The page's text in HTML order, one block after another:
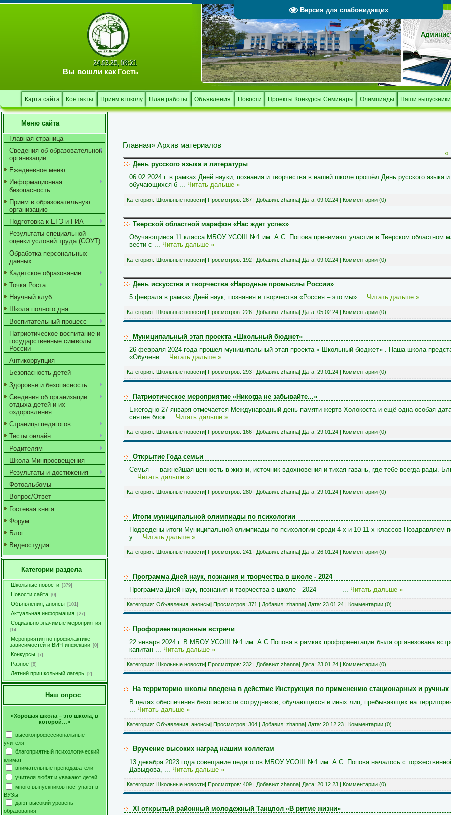
Версия для слабовидящих
24.03.25, 08:21
Вы вошли как Гость
Тверской
Карта сайта Контакты Приём в школу План работы Объявления Новости Проекты Конкурсы Семинары Олимпиады Наши выпускники
Меню сайта
Главная страница
Сведения об образовательной
организации
Ежедневное меню
Информационная
безопасность
Прием в образовательную
организацию
Подготовка к ЕГЭ и ГИА
Результаты специальной
оценки условий труда (СОУТ)
Обработка персональных
данных
Кадетское образование
Точка Роста
Научный клуб
Школа полного дня
Воспитательный процесс
Патриотическое воспитание и
государственные символы
России
Антикоррупция
Безопасность детей
Здоровье и безопасность
Сведения об организации
отдыха детей и их
оздоровления
Страницы педагогов
Тесты онлайн
Родителям
Школа Минпросвещения
Результаты и достижения
Фотоальбомы
Вопрос/Ответ
Гостевая книга
Форум
Блог
Видеостудия
Категории раздела
Школьные новости [379]
Новости сайта [0]
Объявления, анонсы [101]
Актуальная информация [27]
Социально значимые мероприятия
[14]
Мероприятия по профилактике
зависимостей и ВИЧ-инфекции [0]
Конкурсы [7]
Разное [8]
Летний пришкольный лагерь [2]
Наш опрос
«Хорошая школа – это школа, в
которой…»
высокопрофессиональные
учителя
благоприятный психологический
климат
внимательные преподаватели
учителя любят и уважают детей
много выпускников поступают в
ВУЗы
дают высокий уровень
образования
Главная» Архив материалов
«
День русского языка и литературы
06.02 2024 г. в рамках Дней науки, познания и творчества в нашей школе прошёл День русского языка
обучающихся б ... Читать дальше »
Категория: Школьные новости| Просмотров: 267 | Добавил: zhanna| Дата: 09.02.24 | Комментарии (0)
Тверской областной марафон «Нас ждет успех»
Обучающиеся 11 класса МБОУ УСОШ №1 им. А.С. Попова принимают участие в Тверском областном
вести с ... Читать дальше »
Категория: Школьные новости| Просмотров: 192 | Добавил: zhanna| Дата: 09.02.24 | Комментарии (0)
День искусства и творчества «Народные промыслы России»
5 февраля в рамках Дней наук, познания и творчества «Россия – это мы» ... Читать дальше »
Категория: Школьные новости| Просмотров: 226 | Добавил: zhanna| Дата: 05.02.24 | Комментарии (0)
Муниципальный этап проекта «Школьный бюджет»
26 февраля 2024 года прошел муниципальный этап проекта « Школьный бюджет» . Наша школа
«Обучени ... Читать дальше »
Категория: Школьные новости| Просмотров: 293 | Добавил: zhanna| Дата: 29.01.24 | Комментарии (0)
Патриотическое мероприятие «Никогда не забывайте...»
Ежегодно 27 января отмечается Международный день памяти жертв Холокоста и ещё одна особая
снятие блок ... Читать дальше »
Категория: Школьные новости| Просмотров: 166 | Добавил: zhanna| Дата: 29.01.24 | Комментарии (0)
Открытие Года семьи
Семья ― важнейшая ценность в жизни, источник вдохновения и тихая гавань, где тебе всегда рады.
... Читать дальше »
Категория: Школьные новости| Просмотров: 280 | Добавил: zhanna| Дата: 29.01.24 | Комментарии (0)
Итоги муниципальной олимпиады по психологии
Подведены итоги Муниципальной олимпиады по психологии среди 4-х и 10-11-х классов Поздравляем
у ... Читать дальше »
Категория: Школьные новости| Просмотров: 241 | Добавил: zhanna| Дата: 26.01.24 | Комментарии (0)
Программа Дней наук, познания и творчества в школе - 2024
Программа Дней наук, познания и творчества в школе - 2024
... Читать дальше »
Категория: Объявления, анонсы| Просмотров: 371 | Добавил: zhanna| Дата: 23.01.24 | Комментарии (0)
Профориентационные встречи
22 января 2024 г. В МБОУ УСОШ №1 им. А.С.Попова в рамках профориентации была организована
капитан ... Читать дальше »
Категория: Школьные новости| Просмотров: 232 | Добавил: zhanna| Дата: 23.01.24 | Комментарии (0)
На территорию школы введена в действие Инструкция по применению стационарных и ручных
В целях обеспечения безопасности сотрудников, обучающихся и иных лиц, пребывающих на
... Читать дальше »
Категория: Объявления, анонсы| Просмотров: 304 | Добавил: zhanna| Дата: 20.12.23 | Комментарии (0)
Вручение высоких наград нашим коллегам
13 декабря 2023 года совещание педагогов МБОУ УСОШ №1 им. А.С. Попова началось с
Давыдова, ... Читать дальше »
Категория: Школьные новости| Просмотров: 409 | Добавил: zhanna| Дата: 20.12.23 | Комментарии (0)
XI открытый районный молодежный Танцпол «В ритме жизни»